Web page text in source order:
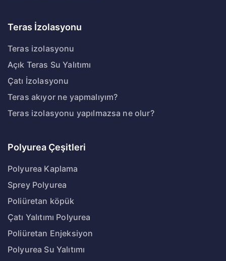
Teras İzolasyonu
Teras izolasyonu
Açık Teras Su Yalıtımı
Çatı İzolasyonu
Teras akıyor ne yapmalıyım?
Teras izolasyonu yapılmazsa ne olur?
Polyurea Çeşitleri
Polyurea Kaplama
Sprey Polyurea
Poliüretan köpük
Çatı Yalıtımı Polyurea
Poliüretan Enjeksiyon
Polyurea Su Yalıtımı